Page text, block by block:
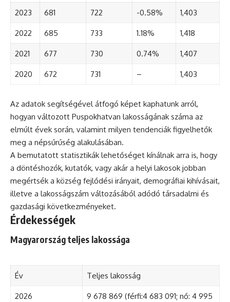
2023 681 722 -0.58% 1,403
2022 685 733 1.18% 1,418
2021 677 730 0.74% 1,407
2020 672 731 – 1,403
Az adatok segítségével átfogó képet kaphatunk arról,
hogyan változott Puspokhatvan lakosságának száma az
elmúlt évek során, valamint milyen tendenciák figyelhetők
meg a népsűrűség alakulásában.
A bemutatott statisztikák lehetőséget kínálnak arra is, hogy
a döntéshozók, kutatók, vagy akár a helyi lakosok jobban
megértsék a község fejlődési irányait, demográfiai kihívásait,
illetve a lakosságszám változásából adódó társadalmi és
gazdasági következményeket.
Érdekességek
Magyarország teljes lakossága
Év Teljes lakosság
2026
9 678 869 (férfi:4 683 091; nő: 4 995